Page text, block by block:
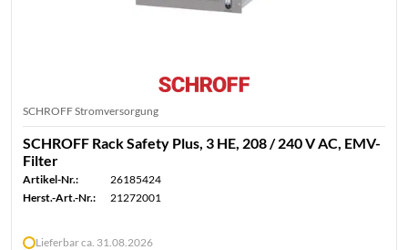
SCHROFF Stromversorgung
SCHROFF Rack Safety Plus, 3 HE, 208 / 240 V AC, EMV-
Filter
Artikel-Nr.:
26185424
Herst.-Art.-Nr.:
21272001
Lieferbar ca. 31.08.2026